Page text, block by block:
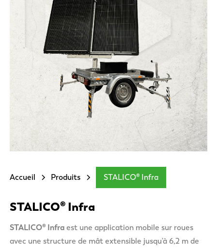
Accueil Produits STALICO® Infra
STALICO® Infra
STALICO® Infra est une application mobile sur roues
avec une structure de mât extensible jusqu'à 6,2 m de